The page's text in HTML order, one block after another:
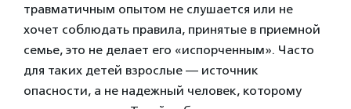
травматичным опытом не слушается или не
хочет соблюдать правила, принятые в приемной
семье, это не делает его «испорченным». Часто
для таких детей взрослые — источник
опасности, а не надежный человек, которому